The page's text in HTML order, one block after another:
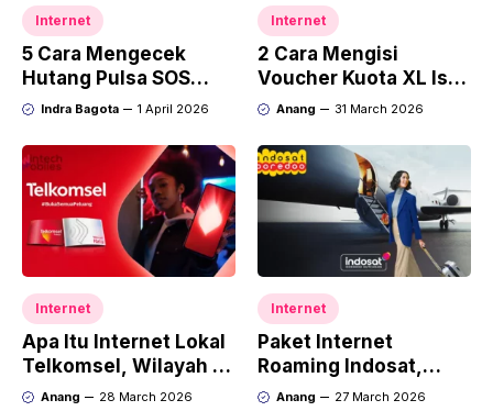
Internet
5 Cara Mengecek
Hutang Pulsa SOS
Indosat: Harga &
Indra Bagota 1 April 2026
Internet
2 Cara Mengisi
Voucher Kuota XL Isi
Ulang, Anti Gagal!
Anang 31 March 2026
Internet
Apa Itu Internet Lokal
Telkomsel, Wilayah &
Untuk Apa Saja?
Anang 28 March 2026
Internet
Paket Internet
Roaming Indosat,
Pengertian, Harga &
Anang 27 March 2026